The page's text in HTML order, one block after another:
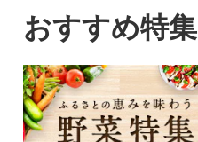
おすすめ特集